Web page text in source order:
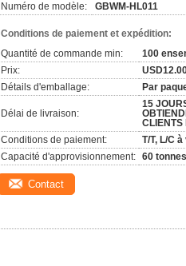
Numéro de modèle:
GBWM-HL011
Conditions de paiement et expédition:
Quantité de commande min:
100
Prix:
Détails d'emballage:
Par
Délai de livraison:
15
CLIENTS
Conditions de paiement:
T/T, L/C à
Capacité d'approvisionnement: 60
Contact